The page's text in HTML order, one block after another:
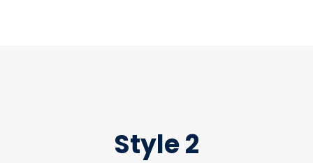
Style 2